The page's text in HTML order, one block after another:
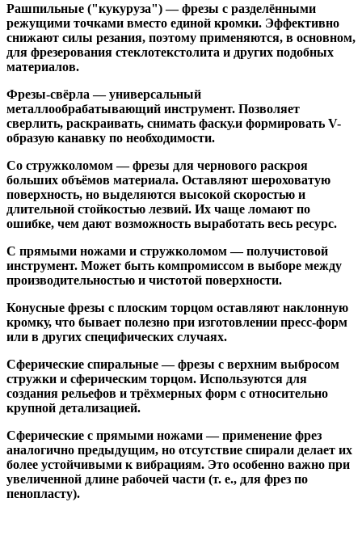
Рашпильные ("кукуруза")— фрезы с разделёнными
режущими точками вместо единой кромки. Эффективно
снижают силы резания, поэтому применяются, в основном,
для фрезерования стеклотекстолита и других подобных
материалов.
Фрезы-свёрла — универсальный
металлообрабатывающий инструмент. Позволяет
сверлить, раскраивать, снимать фаску.и формировать V-
образую канавку по необходимости.
Со стружколомом— фрезы для чернового раскроя
больших объёмов материала. Оставляют шероховатую
поверхность, но выделяются высокой скоростью и
длительной стойкостью лезвий. Их чаще ломают по
ошибке, чем дают возможность выработать весь ресурс.
С прямыми ножами и стружколомом— получистовой
инструмент. Может быть компромиссом в выборе между
производительностью и чистотой поверхности.
Конусные фрезы с плоским торцом оставляют наклонную
кромку, что бывает полезно при изготовлении пресс-форм
или в других специфических случаях.
Сферические спиральные— фрезы с верхним выбросом
стружки и сферическим торцом. Используются для
создания рельефов и трёхмерных форм с относительно
крупной детализацией.
Сферические с прямыми ножами— применение фрез
аналогично предыдущим, но отсутствие спирали делает их
более устойчивыми к вибрациям. Это особенно важно при
увеличенной длине рабочей части (т. е., для фрез по
пенопласту).